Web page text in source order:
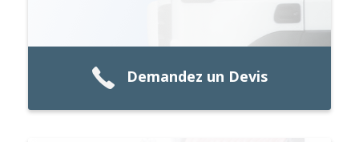
Demandez un Devis